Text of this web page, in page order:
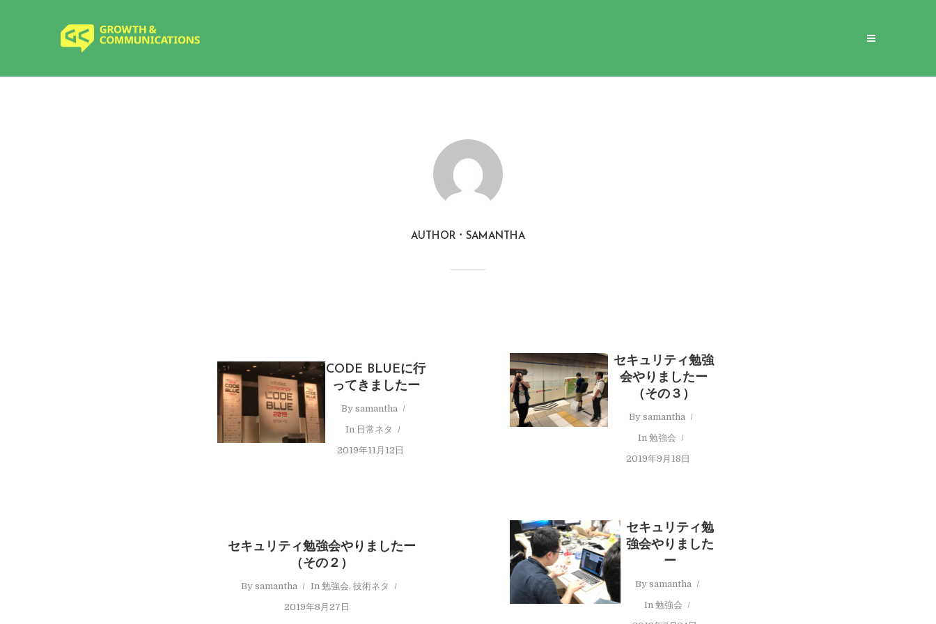
AUTHOR SAMANTHA
CODE BLUEに行
ってきましたー
By samantha
In 日常ネタ
2019年11月12日
セキュリティ勉強
会やりましたー
（その３）
By samantha
In 勉強会
2019年9月18日
セキュリティ勉強会やりましたー
（その２）
By samantha In 勉強会, 技術ネタ
2019年8月27日
セキュリティ勉
強会やりました
ー
By samantha
In 勉強会